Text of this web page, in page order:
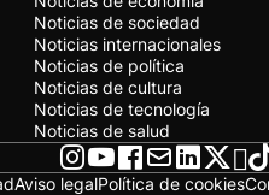
Noticias de sociedad
Noticias internacionales
Noticias de política
Noticias de cultura
Noticias de tecnología
Noticias de salud
Aviso legalPolítica de cookies